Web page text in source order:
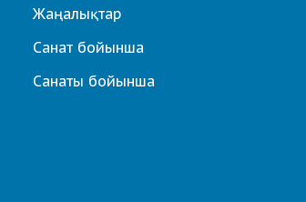
Жаңалықтар
Санат бойынша
Санаты бойынша